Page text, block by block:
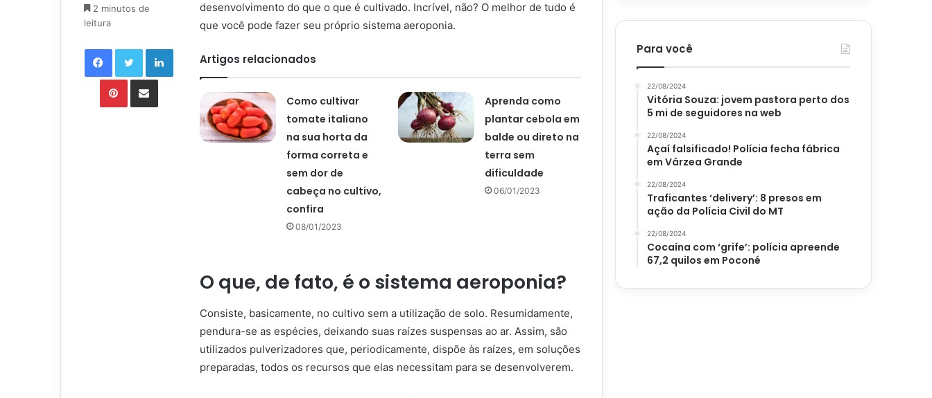
desenvolvimento do que o que é cultivado. Incrível, não? O melhor de tudo é
que você pode fazer seu próprio sistema aeroponia.
Artigos relacionados
Como cultivar
tomate italiano
na sua horta da
forma correta e
sem dor de
cabeça no cultivo,
confira
08/01/2023
Aprenda como
plantar cebola em
balde ou direto na
terra sem
dificuldade
06/01/2023
O que, de fato, é o sistema aeroponia?
Consiste, basicamente, no cultivo sem a utilização de solo. Resumidamente,
pendura-se as espécies, deixando suas raízes suspensas ao ar. Assim, são
utilizados pulverizadores que, periodicamente, dispõe às raízes, em soluções
preparadas, todos os recursos que elas necessitam para se desenvolverem.
2 minutos de
leitura
FacebookTwitterLinkedin
PinterestCompartilhar via e-mail
Para você
22/08/2024
Vitória Souza: jovem pastora perto dos
5 mi de seguidores na web
22/08/2024
Açaí falsificado! Polícia fecha fábrica
em Várzea Grande
22/08/2024
Traficantes ‘delivery’: 8 presos em
ação da Polícia Civil do MT
22/08/2024
Cocaína com ‘grife’: polícia apreende
67,2 quilos em Poconé